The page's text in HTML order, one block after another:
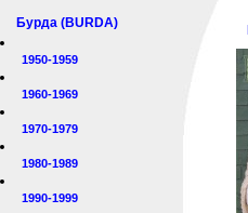
Бурда (BURDA)
1950-1959
1960-1969
1970-1979
1980-1989
1990-1999